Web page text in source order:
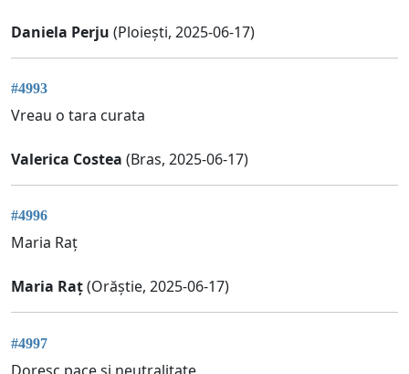
Daniela Perju (Ploiești, 2025-06-17)
#4993
Vreau o tara curata
Valerica Costea (Bras, 2025-06-17)
#4996
Maria Raț
Maria Raț(Orăștie, 2025-06-17)
#4997